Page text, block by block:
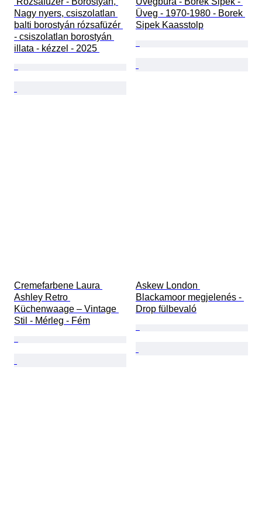
Nagy nyers, csiszolatlan
balti borostyán rózsafüzér
- csiszolatlan borostyán
illata - kézzel - 2025
Üveg - 1970-1980 - Borek
Sipek Kaasstolp
Cremefarbene Laura
Ashley Retro
Küchenwaage – Vintage
Stil - Mérleg - Fém
Askew London
Blackamoor megjelenés -
Drop fülbevaló